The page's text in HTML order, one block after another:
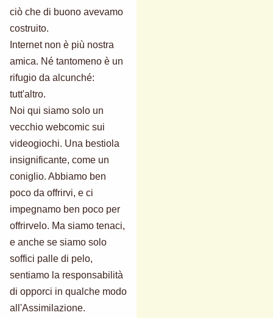
ciò che di buono avevamo
costruito.
Internet non è più nostra
amica. Né tantomeno è un
rifugio da alcunché:
tutt'altro.
Noi qui siamo solo un
vecchio webcomic sui
videogiochi. Una bestiola
insignificante, come un
coniglio. Abbiamo ben
poco da offrirvi, e ci
impegnamo ben poco per
offrirvelo. Ma siamo tenaci,
e anche se siamo solo
soffici palle di pelo,
sentiamo la responsabilità
di opporci in qualche modo
all'Assimilazione.